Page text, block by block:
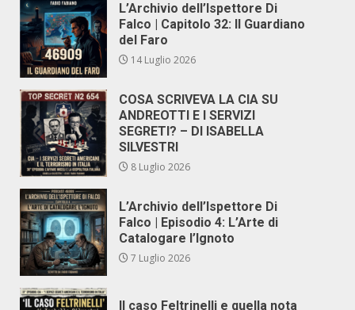
L’Archivio dell’Ispettore Di
Falco | Capitolo 32: Il Guardiano
del Faro
14 Luglio 2026
COSA SCRIVEVA LA CIA SU
ANDREOTTI E I SERVIZI
SEGRETI? – DI ISABELLA
SILVESTRI
8 Luglio 2026
L’Archivio dell’Ispettore Di
Falco | Episodio 4: L’Arte di
Catalogare l’Ignoto
7 Luglio 2026
Il caso Feltrinelli e quella nota